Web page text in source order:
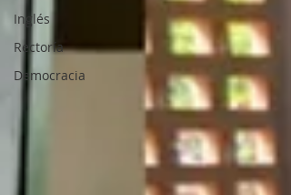
Inglés
Rectoría
Democracia